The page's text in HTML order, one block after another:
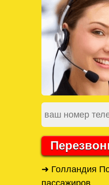
➜ Голландия